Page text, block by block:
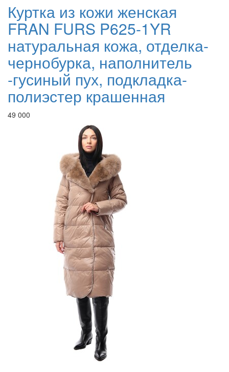
Куртка из кожи женская
FRAN FURS P625-1YR
натуральная кожа, отделка-
чернобурка, наполнитель
-гусиный пух, подкладка-
полиэстер крашенная
49 000